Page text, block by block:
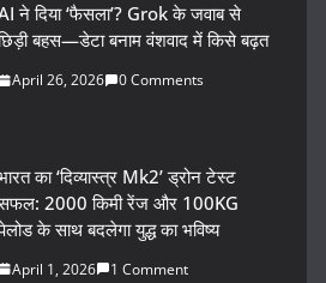
ने दिया ‘फैसला’? Grok के जवाब से
बहस—डेटा बनाम वंशवाद में किसे बढ़त
April 26, 2026 0 Comments
का ‘दिव्यास्त्र Mk2’ ड्रोन टेस्ट
2000 किमी रेंज और 100KG
के साथ बदलेगा युद्ध का भविष्य
April 1, 2026 1 Comment